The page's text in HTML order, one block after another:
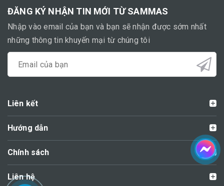
ĐĂNG KÝ NHẬN TIN MỚI TỪ SAMMAS
Nhập vào email của bạn và bạn sẽ nhận được sớm nhất
những thông tin khuyến mại từ chúng tôi
Liên kết
Hướng dẫn
Chính sách
Liên hệ